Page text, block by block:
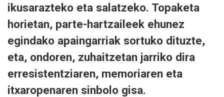
ikusarazteko eta salatzeko. Topaketa
horietan, parte-hartzaileek ehunez
egindako apaingarriak sortuko dituzte,
eta, ondoren, zuhaitzetan jarriko dira
erresistentziaren, memoriaren eta
itxaropenaren sinbolo gisa.